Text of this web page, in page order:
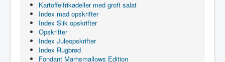
Kartoffelfrikadeller med groft salat
Index mad opskrifter
Index Slik opskrifter
Opskrifter
Index Juleopskrifter
Index Rugbrød
Fondant Marhsmallows Edition